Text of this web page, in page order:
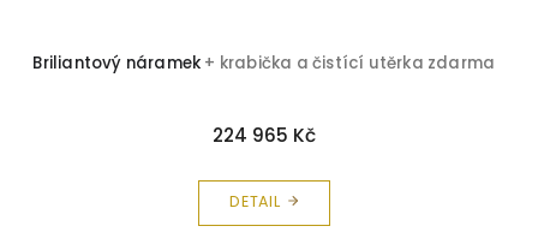
Briliantový náramek + krabička a čistící utěrka zdarma
224 965 Kč
DETAIL